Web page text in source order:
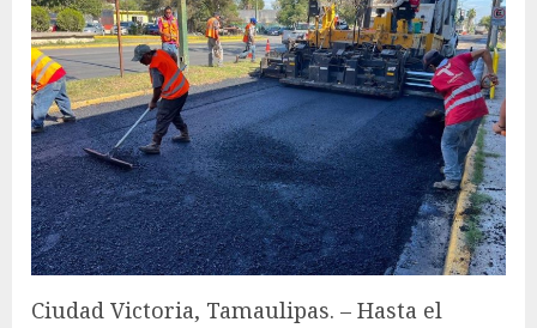
Ciudad Victoria, Tamaulipas. – Hasta el